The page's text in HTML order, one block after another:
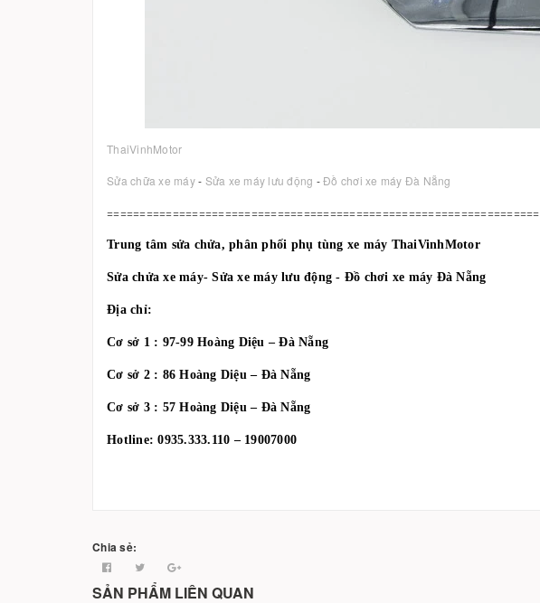
ThaiVinhMotor
Sửa chữa xe máy- Sửa xe máy lưu động -Đồ chơi xe máy Đà Nẵng
Trung tâm sửa chửa, phân phối phụ tùng xe máy ThaiVinhMotor
Sửa chửa xe máy- Sửa xe máy lưu động - Đồ chơi xe máy Đà Nẵng
Địa chỉ:
Cơ sở 1 : 97-99 Hoàng Diệu – Đà Nẵng
Cơ sở 2 : 86 Hoàng Diệu – Đà Nẵng
Cơ sở 3 : 57 Hoàng Diệu – Đà Nẵng
Hotline: 0935.333.110 – 19007000
Chia sẻ:
SẢN PHẨM LIÊN QUAN